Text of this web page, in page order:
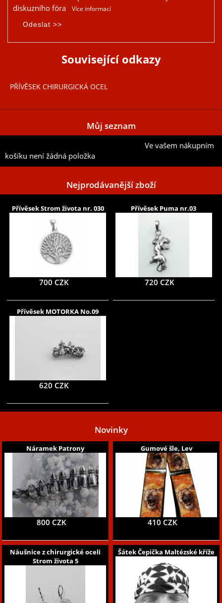
diskuzního fóra
Více informací
Související odkazy
PŘÍVĚSEK CHIRURGICKÁ OCEL
Můj seznam
Ve vašem nákupním
košíku není žádná položka
Nejprodávanější zboží
Přívěsek Strom života nr. 030
700 CZK
Přívěsek Puma nr.03
720 CZK
Přívěsek MOTORKA No.09
620 CZK
Novinky
Náramek Patrony
800 CZK
Gumové šle, Lev
410 CZK
Náušnice z chirurgické oceli
Strom života 5
Šátek Čepička Maltézské kříže